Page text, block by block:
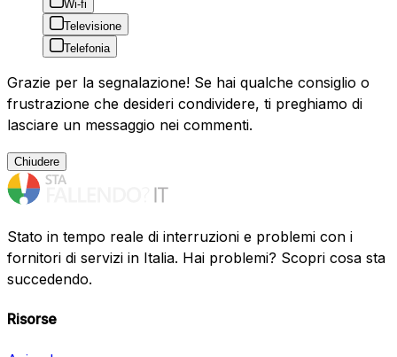
Wi-fi
Televisione
Telefonia
Grazie per la segnalazione! Se hai qualche consiglio o
frustrazione che desideri condividere, ti preghiamo di
lasciare un messaggio nei commenti.
Chiudere
Stato in tempo reale di interruzioni e problemi con i
fornitori di servizi in Italia. Hai problemi? Scopri cosa sta
succedendo.
Risorse